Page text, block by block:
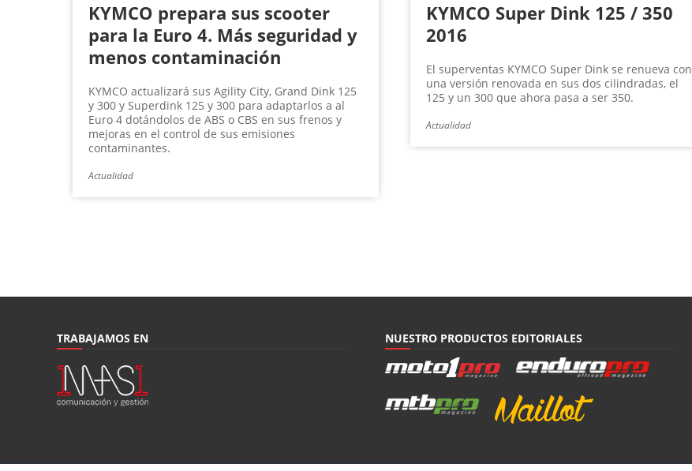
KYMCO prepara sus scooter
para la Euro 4. Más seguridad y
menos contaminación
KYMCO actualizará sus Agility City, Grand Dink 125
y 300 y Superdink 125 y 300 para adaptarlos a al
Euro 4 dotándolos de ABS o CBS en sus frenos y
mejoras en el control de sus emisiones
contaminantes.
Actualidad
KYMCO Super Dink 125 / 350
2016
El superventas KYMCO Super Dink se renueva con
una versión renovada en sus dos cilindradas, el
125 y un 300 que ahora pasa a ser 350.
Actualidad
TRABAJAMOS EN NUESTRO PRODUCTOS EDITORIALES